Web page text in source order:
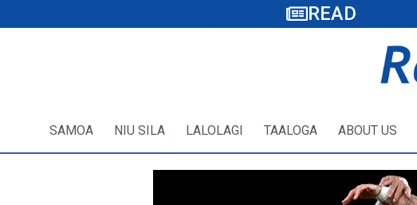
READ
SAMOA NIU SILA LALOLAGI TAALOGA ABOUT US